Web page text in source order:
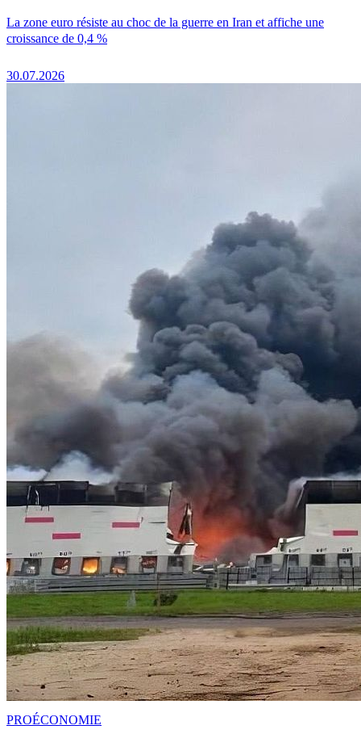
La zone euro résiste au choc de la guerre en Iran et affiche une
croissance de 0,4 %
30.07.2026
PROÉCONOMIE